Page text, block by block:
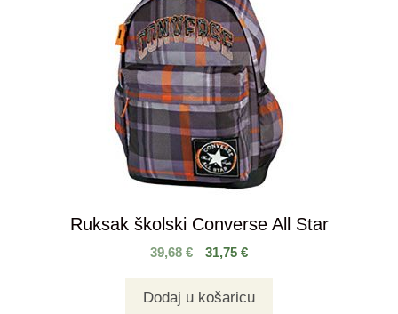
Ruksak školski Converse All Star
39,68€ 31,75 €
Dodaj u košaricu